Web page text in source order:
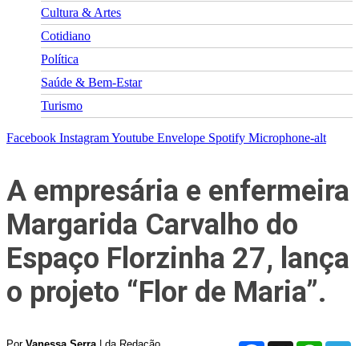
Cultura & Artes
Cotidiano
Política
Saúde & Bem-Estar
Turismo
Facebook InstagramYoutube Envelope Spotify Microphone-alt
A empresária e enfermeira
Margarida Carvalho do
Espaço Florzinha 27, lança
o projeto “Flor de Maria”.